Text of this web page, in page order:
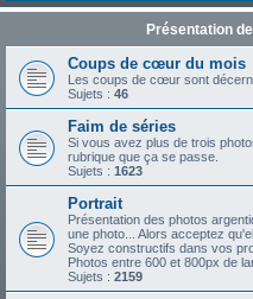
Présentation
Coups de cœur du mois
Les coups de cœur sont
Sujets : 46
Faim de séries
Si vous avez plus de trois
rubrique que ça se passe.
Sujets : 1623
Portrait
Présentation des photos
une photo... Alors acceptez
Soyez constructifs dans vos
Photos entre 600 et 800px de
Sujets : 2159